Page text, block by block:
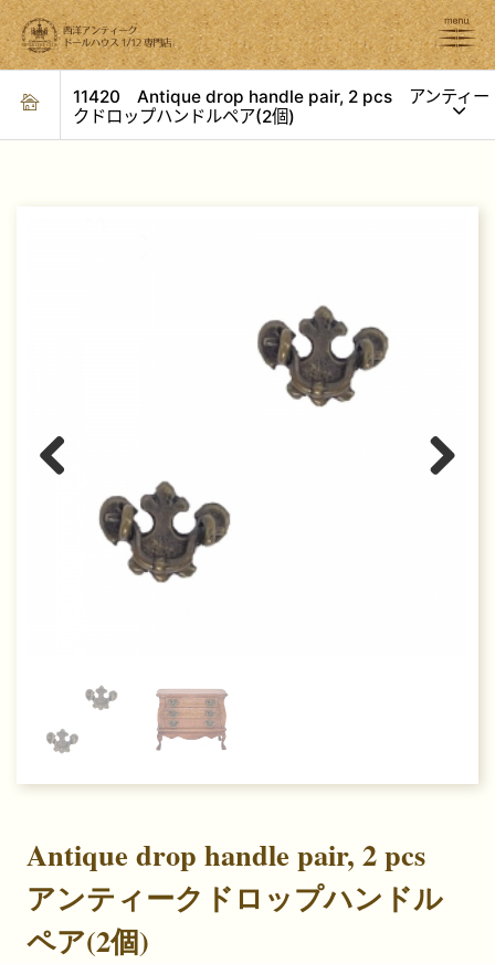
11420 Antique drop handle pair, 2 pcs アンティー
クドロップハンドルペア(2個)
Previous
Antique drop handle pair, 2 pcs
アンティークドロップハンドル
ペア(2個)